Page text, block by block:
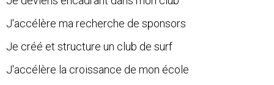
J'accélère ma recherche de sponsors
Je créé et structure un club de surf
J'accélère la croissance de mon école